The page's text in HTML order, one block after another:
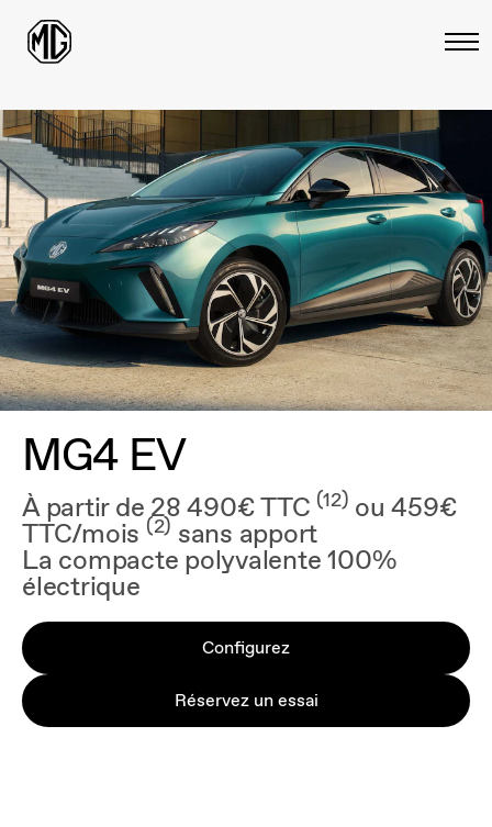
MG4 EV
À partir de 28 490€ TTC (12) ou 459€
TTC/mois (2) sans apport
La compacte polyvalente 100%
électrique
Configurez
Réservez un essai